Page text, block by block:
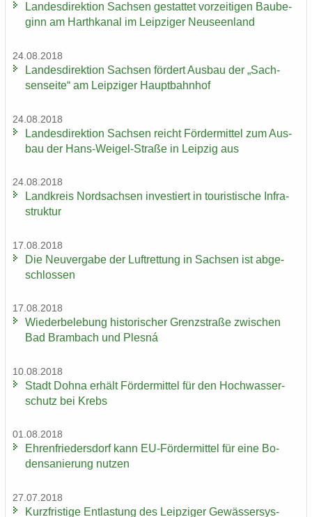
Lan­des­di­rek­ti­on Sach­sen ge­stat­tet vor­zei­ti­gen Bau­be­
ginn am Harth­ka­nal im Leip­zi­ger Neu­seen­land
24.08.2018
Lan­des­di­rek­ti­on Sach­sen för­dert Aus­bau der „Sach­
sen­sei­te“ am Leip­zi­ger Haupt­bahn­hof
24.08.2018
Lan­des­di­rek­ti­on Sach­sen reicht För­der­mit­tel zum Aus­
bau der Hans-​Weigel-Straße in Leip­zig aus
24.08.2018
Land­kreis Nord­sach­sen in­ves­tiert in tou­ris­ti­sche In­fra­
struk­tur
17.08.2018
Die Neu­ver­ga­be der Luft­ret­tung in Sach­sen ist ab­ge­
schlos­sen
17.08.2018
Wie­der­be­le­bung his­to­ri­scher Grenz­stra­ße zwi­schen
Bad Brambach und Plesná
10.08.2018
Stadt Dohna er­hält För­der­mit­tel für den Hoch­was­ser­
schutz bei Krebs
01.08.2018
Eh­ren­frie­ders­dorf kann EU-​Fördermittel für eine Bo­
den­sa­nie­rung nut­zen
27.07.2018
Kurz­fris­ti­ge Ent­las­tung des Leip­zi­ger Ge­wäs­ser­sys­